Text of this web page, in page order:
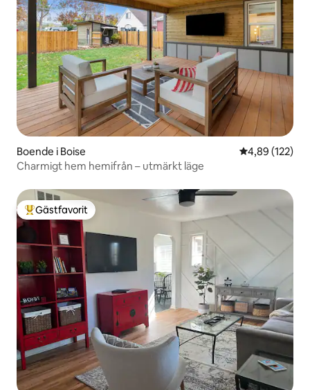
Boende i Boise 4,89 av 5 i
4,89 (122)
Charmigt hem hemifrån – utmärkt läge
Populär gästfavorit
Gästfavorit